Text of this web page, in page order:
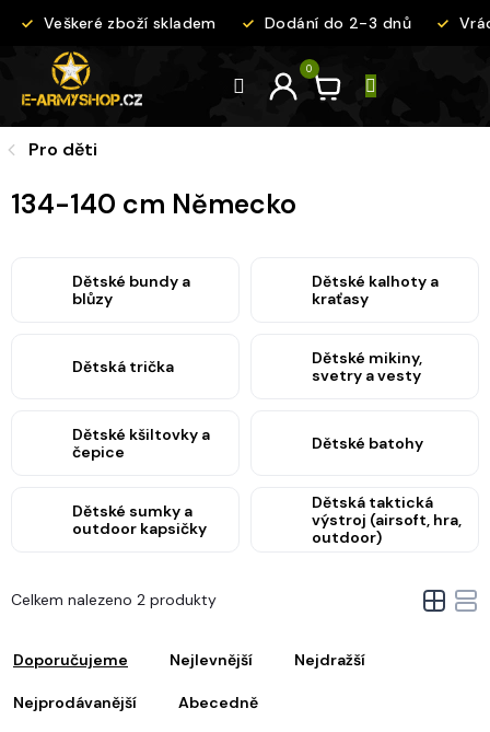
Veškeré zboží skladem Dodání do 2-3 dnů
Pro děti
134-140 cm Německo
Dětské bundy a
blůzy
Dětské kalhoty a
kraťasy
Dětská trička
Dětské mikiny,
svetry a vesty
Dětské kšiltovky a
čepice
Dětské batohy
Dětské sumky a
outdoor kapsičky
Dětská taktická
výstroj (airsoft, hra,
outdoor)
Doporučujeme Nejlevnější Nejdražší
Nejprodávanější Abecedně
Celkem nalezeno 2 produkty
V
ý
i
p